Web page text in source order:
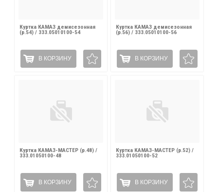
Куртка КАМАЗ демисезонная
(р.54) / 333.05010100-54
В КОРЗИНУ
Куртка КАМАЗ демисезонная
(р.56) / 333.05010100-56
В КОРЗИНУ
Куртка КАМАЗ-МАСТЕР (р.48) /
333.01050100-48
В КОРЗИНУ
Куртка КАМАЗ-МАСТЕР (р.52) /
333.01050100-52
В КОРЗИНУ